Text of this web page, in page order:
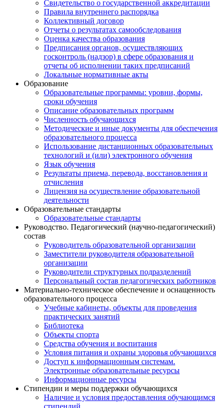
Свидетельство о государственной аккредитации
Правила внутреннего распорядка
Коллективный договор
Отчеты о результатах самообследования
Оценка качества образования
Предписания органов, осуществляющих
госконтроль (надзор) в сфере образования и
отчеты об исполнении таких предписаний
Локальные нормативные акты
Образование
Образовательные программы: уровни, формы,
сроки обучения
Описание образовательных программ
Численность обучающихся
Методические и иные документы для обеспечения
образовательного процесса
Использование дистанционных образовательных
технологий и (или) электронного обучения
Язык обучения
Результаты приема, перевода, восстановления и
отчисления
Лицензия на осуществление образовательной
деятельности
Образовательные стандарты
Образовательные стандарты
Руководство. Педагогический (научно-педагогический)
состав
Руководитель образовательной организации
Заместители руководителя образовательной
организации
Руководители структурных подразделений
Персональный состав педагогических работников
Материально-техническое обеспечение и оснащенность
образовательного процесса
Учебные кабинеты, объекты для проведения
практических занятий
Библиотека
Объекты спорта
Средства обучения и воспитания
Условия питания и охраны здоровья обучающихся
Доступ к информационным системам.
Электронные образовательные ресурсы
Информационные ресурсы
Стипендии и меры поддержки обучающихся
Наличие и условия предоставления обучающимся
стипендий